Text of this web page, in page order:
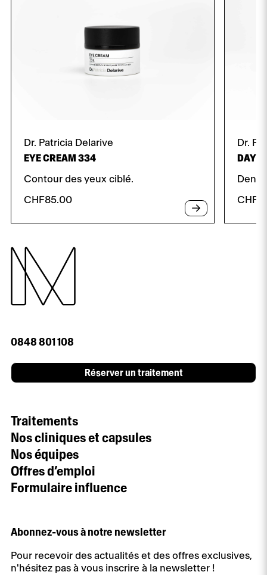
Dr. Patricia Delarive
EYE CREAM 334
Contour des yeux ciblé.
CHF85.00
Dr.
DAY
CHF
0848 801 108
Réserver un traitement
Traitements
Nos cliniques et capsules
Nos équipes
Offres d’emploi
Formulaire influence
Abonnez-vous à notre newsletter
Pour recevoir des actualités et des offres exclusives,
n'hésitez pas à vous inscrire à la newsletter !